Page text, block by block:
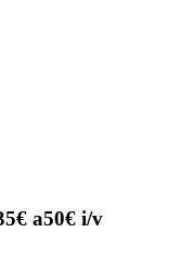
a50€ i/v